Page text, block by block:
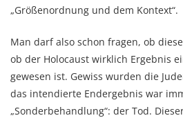
„Größenordnung und dem Kontext“.
Man darf also schon fragen, ob
ob der Holocaust wirklich Ergebnis
gewesen ist. Gewiss wurden die
das intendierte Endergebnis war
„Sonderbehandlung“: der Tod.